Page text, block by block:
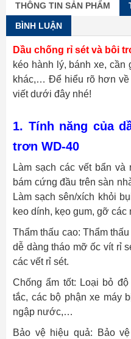
THÔNG TIN SẢN PHẨM
BÌNH LUẬN
Dầu chống rỉ sét và bôi
kéo hành lý, bánh xe, cần
khác,… Để hiểu rõ hơn về
viết dưới đây nhé!
1. Tính năng của
trơn WD-40
Làm sạch các vết bẩn
bám cứng đầu trên sàn
Làm sạch sên/xích khỏi
keo dính, kẹo gum, gỡ
Thẩm thấu cao: Thẩm
dễ dàng tháo mỡ ốc vít rỉ
các vết rỉ sét.
Chống ẩm tốt: Loại bỏ
tắc, các bộ phận xe máy
ngập nước,…
Bảo vệ hiệu quả: Bảo